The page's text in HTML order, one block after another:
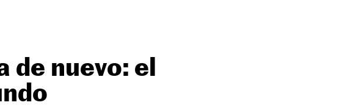
de nuevo: el